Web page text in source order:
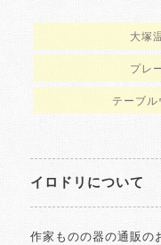
大塚
プレ
テーブ
イロドリについて
作家ものの器の通販の